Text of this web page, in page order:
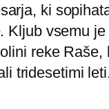
ki
vsemu
reke
tridesetimi